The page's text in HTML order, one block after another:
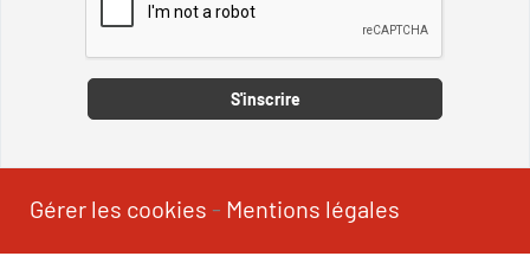
S'inscrire
Gérer les cookies - Mentions légales